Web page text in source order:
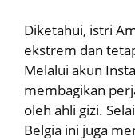
Diketahui, istri
ekstrem dan
Melalui akun
membagikan
oleh ahli gizi.
Belgia ini juga